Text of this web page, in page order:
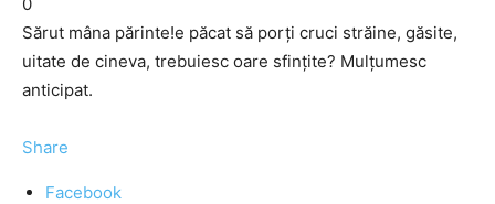
Sărut mâna părinte!e păcat să porți cruci străine, găsite,
uitate de cineva, trebuiesc oare sfințite? Mulțumesc
anticipat.
Share
Facebook